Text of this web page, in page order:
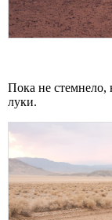
Пока не стемнело,
луки.